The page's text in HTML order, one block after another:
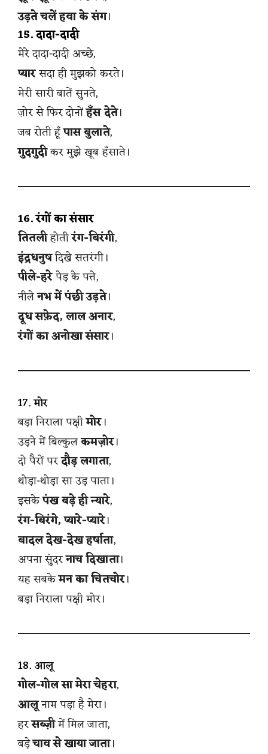
उड़ते चलें हवा के संग।
15. दादा-दादी
मेरे दादा-दादी अच्छे,
प्यारसदा ही मुझको करते।
मेरी सारी बातें सुनते,
ज़ोर से फिर दोनोंहँस देते।
जब रोती हूँपास बुलाते,
गुदगुदीकर मुझे खूब हँसाते।
16. रंगों का संसार
तितलीहोतीरंग-बिरंगी,
इंद्रधनुषदिखे सतरंगी।
पीले-हरेपेड़ के पत्ते,
नीलेनभ में पंछी उड़ते।
दूध सफ़ेद, लाल अनार,
रंगों का अनोखा संसार।
17. मोर
बड़ा निराला पक्षीमोर।
उड़ने में बिल्कुलकमज़ोर।
दो पैरों परदौड़ लगाता,
थोड़ा-थोड़ा सा उड़ पाता।
इसकेपंख बड़े ही न्यारे,
रंग-बिरंगे, प्यारे-प्यारे।
बादल देख-देख हर्षाता,
अपना सुंदरनाच दिखाता।
यह सबकेमन का चितचोर।
बड़ा निराला पक्षी मोर।
18. आलू
गोल-गोल सा मेरा चेहरा,
आलूनाम पड़ा है मेरा।
हरसब्ज़ीमें मिल जाता,
बड़ेचाव से खाया जाता।